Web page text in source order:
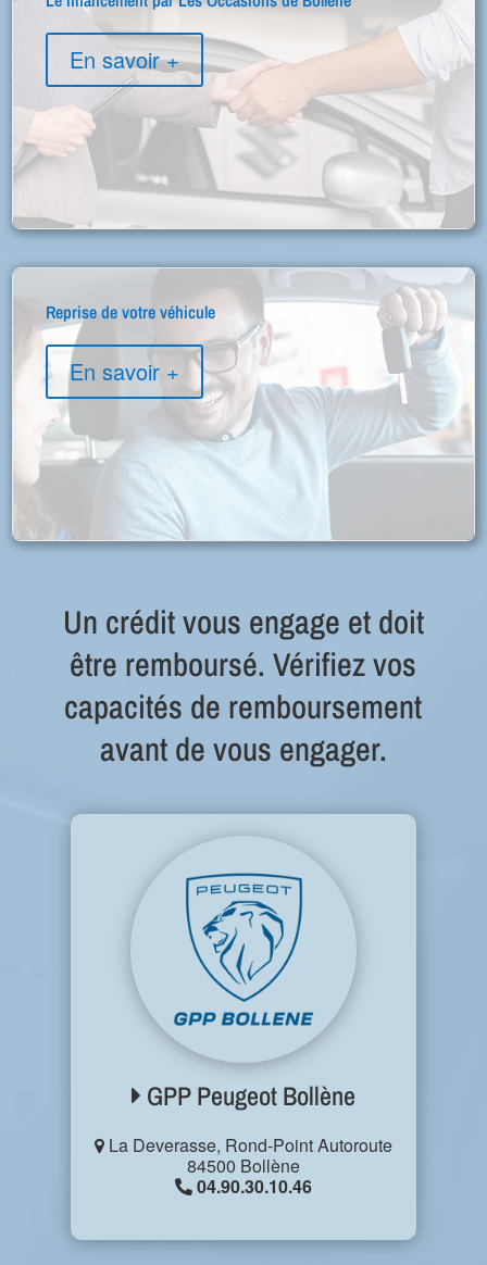
En savoir +
Reprise de votre véhicule
En savoir +
Un crédit vous engage et doit
être remboursé. Vérifiez vos
capacités de remboursement
avant de vous engager.
GPP Peugeot Bollène
La Deverasse, Rond-Point Autoroute
84500 Bollène
04.90.30.10.46